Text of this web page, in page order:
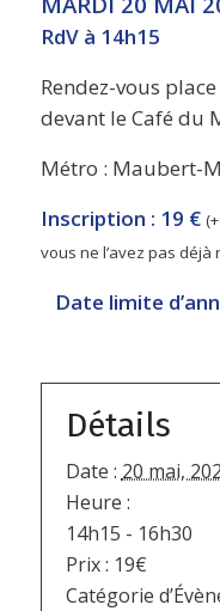
RdV à 14h15
Rendez-vous
devant le Café du
Métro : Maubert-
Inscription : 19 €
vous ne l’avez pas déjà
Date limite
Détails
Date : 20 mai,
Heure :
14h15 - 16h30
Prix : 19€
Catégorie